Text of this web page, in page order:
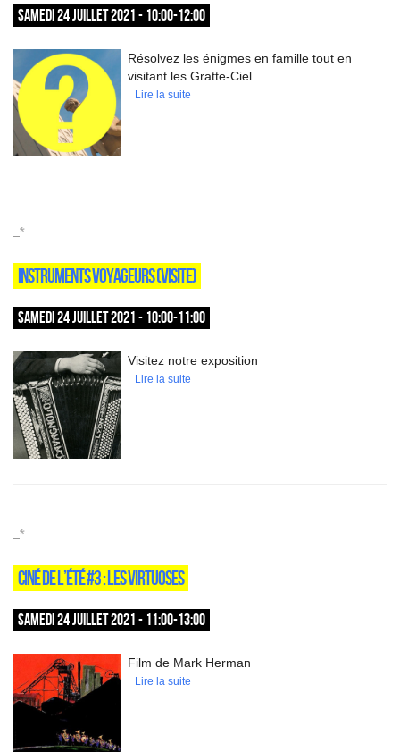
SAMEDI 24 JUILLET 2021 - 10:00-12:00
Résolvez les énigmes en famille tout en
visitant les Gratte-Ciel
Lire la suite
_*
INSTRUMENTS VOYAGEURS (VISITE)
SAMEDI 24 JUILLET 2021 - 10:00-11:00
Visitez notre exposition
Lire la suite
_*
CINÉ DE L’ÉTÉ #3 : LES VIRTUOSES
SAMEDI 24 JUILLET 2021 - 11:00-13:00
Film de Mark Herman
Lire la suite